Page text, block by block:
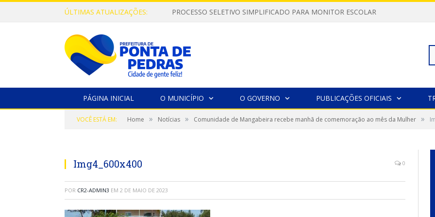
ÚLTIMAS ATUALIZAÇÕES: PROCESSO SELETIVO SIMPLIFICADO PARA MONITOR ESCOLAR
PÁGINA INICIAL O MUNICÍPIO O GOVERNO PUBLICAÇÕES OFICIAIS
VOCÊ ESTÁ EM: Home » Notícias » Comunidade de Mangabeira recebe manhã de comemoração ao mês da Mulher »
Img4_600x400 0
POR CR2-ADMIN3 EM 2 DE MAIO DE 2023